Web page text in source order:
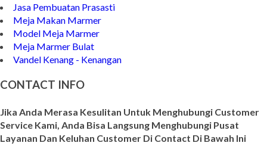
Jasa Pembuatan Prasasti
Meja Makan Marmer
Model Meja Marmer
Meja Marmer Bulat
Vandel Kenang - Kenangan
CONTACT INFO
Jika Anda Merasa Kesulitan Untuk Menghubungi Customer
Service Kami, Anda Bisa Langsung Menghubungi Pusat
Layanan Dan Keluhan Customer Di Contact Di Bawah Ini